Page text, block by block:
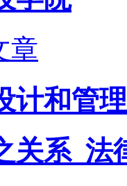
章
计和管
关系_法